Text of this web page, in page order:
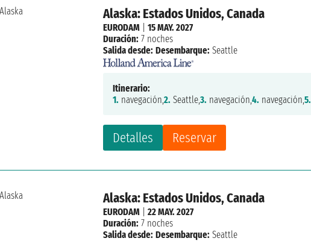
Alaska: Estados Unidos, Canada
Detalles Reservar
EURODAM |15 MAY. 2027
Duración: 7 noches
Salida desde: Desembarque: Seattle
Itinerario:
1. navegación,2. Seattle,3. navegación,4. navegación,5.
Alaska: Estados Unidos, Canada
EURODAM |22 MAY. 2027
Duración: 7 noches
Salida desde: Desembarque: Seattle